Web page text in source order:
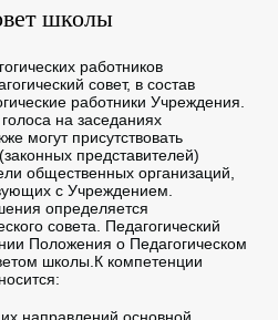
школы
работников
совет, в состав
работники Учреждения.
на заседаниях
могут присутствовать
представителей)
общественных организаций,
с Учреждением.
определяется
совета. Педагогический
Положения о Педагогическом
школы.К компетенции